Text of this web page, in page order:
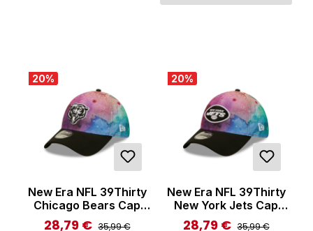
20%
New Era NFL 39Thirty
Chicago Bears Cap
Multicolor
Verkaufspreis:
28,79 € Regulärer Preis:
35,99 €
20%
New Era NFL 39Thirty
New York Jets Cap
Multicolor
Verkaufspreis:
28,79 € Regulärer Preis:
35,99 €